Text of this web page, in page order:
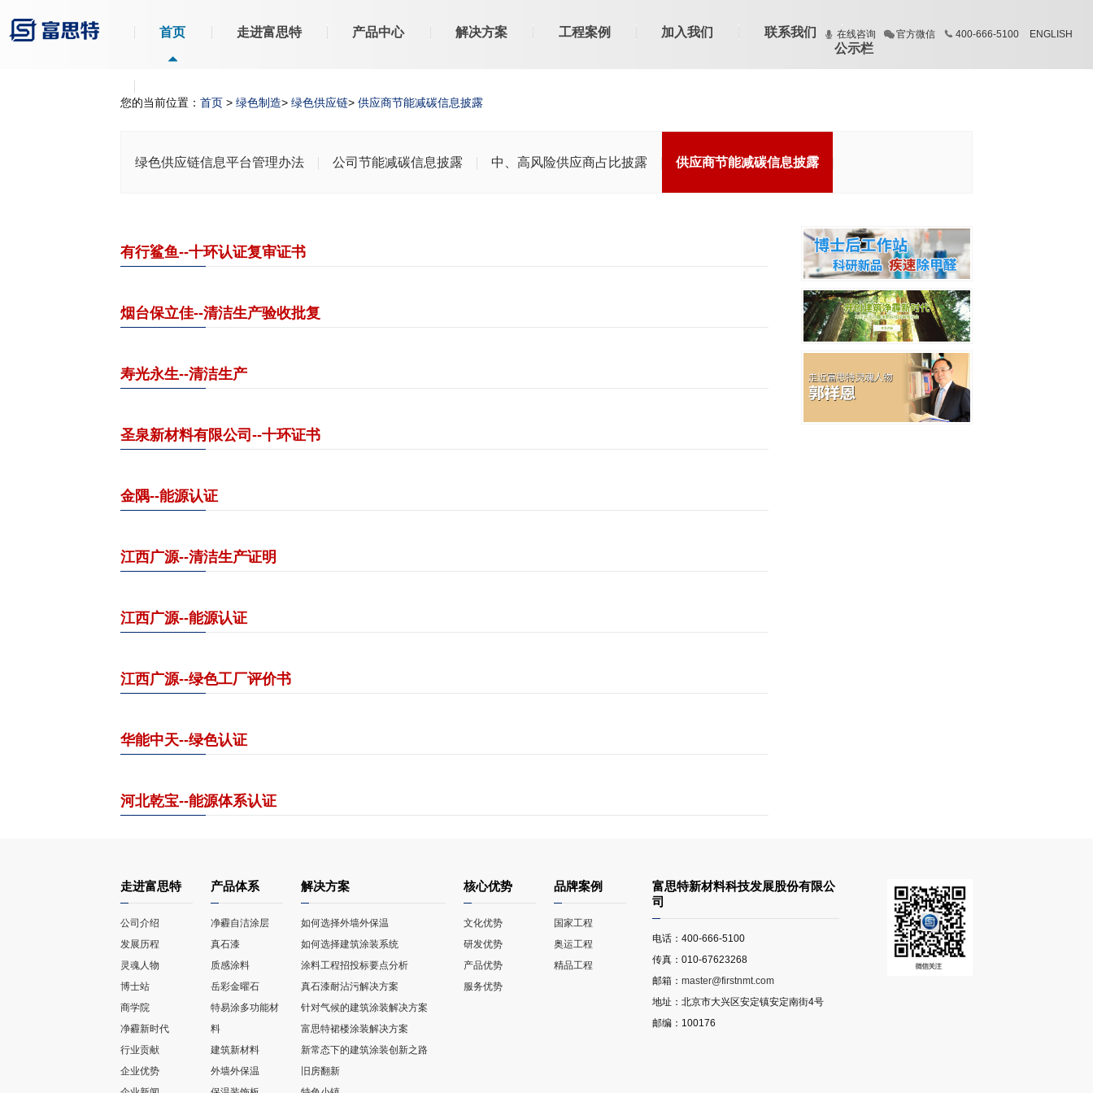
首页 走进富思特 产品中心 解决方案 工程案例 加入我们
联系我们
公示栏
在线咨询 官方微信 400-666-5100 ENGLISH
您的当前位置： 首页> 绿色制造> 绿色供应链> 供应商节能减碳信息披露
绿色供应链信息平台管理办法 公司节能减碳信息披露 中、高风险供应商占比披露 供应商节能减碳信息披露
有行鲨鱼--十环认证复审证书
烟台保立佳--清洁生产验收批复
寿光永生--清洁生产
圣泉新材料有限公司--十环证书
金隅--能源认证
江西广源--清洁生产证明
江西广源--能源认证
江西广源--绿色工厂评价书
华能中天--绿色认证
河北乾宝--能源体系认证
走进富思特
公司介绍
发展历程
灵魂人物
博士站
商学院
净霾新时代
行业贡献
企业优势
产品体系
净霾自洁涂层
真石漆
质感涂料
岳彩金曜石
特易涂多功能材
料
建筑新材料
外墙外保温
解决方案
如何选择外墙外保温
如何选择建筑涂装系统
涂料工程招投标要点分析
真石漆耐沾污解决方案
针对气候的建筑涂装解决方案
富思特裙楼涂装解决方案
新常态下的建筑涂装创新之路
旧房翻新
核心优势
文化优势
研发优势
产品优势
服务优势
品牌案例
国家工程
奥运工程
精品工程
富思特新材料科技发展股份有限公
司
电话：400-666-5100
传真：010-67623268
邮箱： master@firstnmt.com
地址：北京市大兴区安定镇安定南街4号
邮编：100176